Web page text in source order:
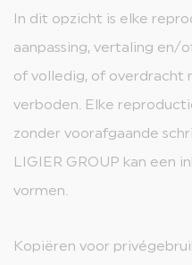
In dit opzicht is elke
aanpassing, vertaling
of volledig, of overdracht
verboden. Elke
zonder voorafgaande
LIGIER GROUP kan een
vormen.
Kopiëren voor